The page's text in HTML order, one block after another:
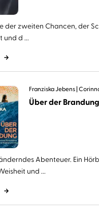
der zweiten Chancen, der
und d ...
Franziska Jebens
Über der Brandung
Abenteuer. Ein
und ...